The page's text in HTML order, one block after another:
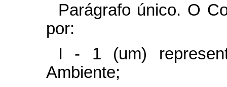
Parágrafo único. O
por:
I - 1 (um)
Ambiente;